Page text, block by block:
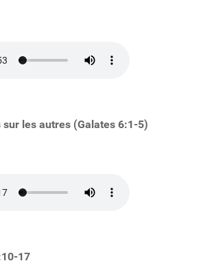
sur les autres (Galates 6:1-5)
17